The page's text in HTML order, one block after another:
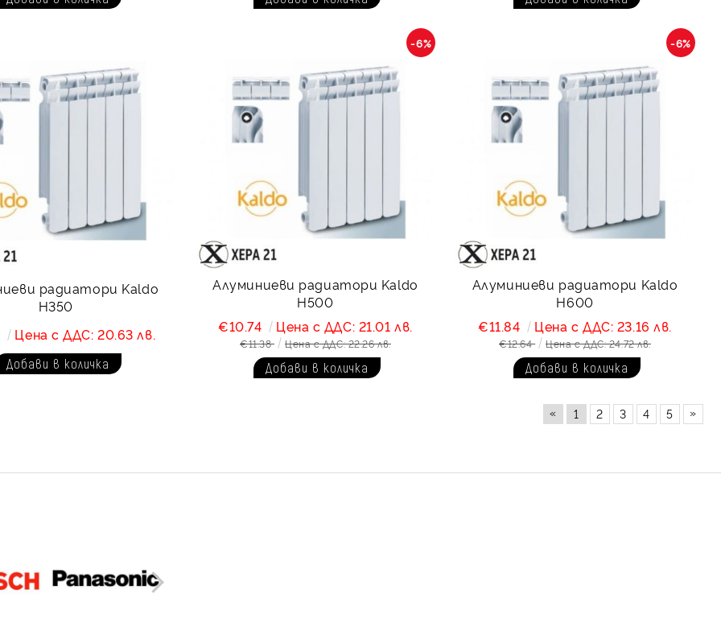
радиатори Kaldo
H350
Цена с ДДС: 20.63 лв.
Алуминиеви радиатори Kaldo
H500
-6%
€10.74 Цена с ДДС: 21.01 лв.
€11.38 Цена с ДДС: 22.26 лв.
Алуминиеви радиатори Kaldo
H600
-6%
€11.84 Цена с ДДС: 23.16 лв.
€12.64 Цена с ДДС: 24.72 лв.
« 1 2 3 4 5 »